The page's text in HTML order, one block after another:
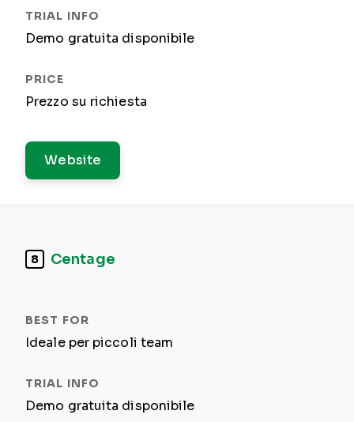
Demo gratuita disponibile
Prezzo su richiesta
Website
8 Centage
Ideale per piccoli team
Demo gratuita disponibile